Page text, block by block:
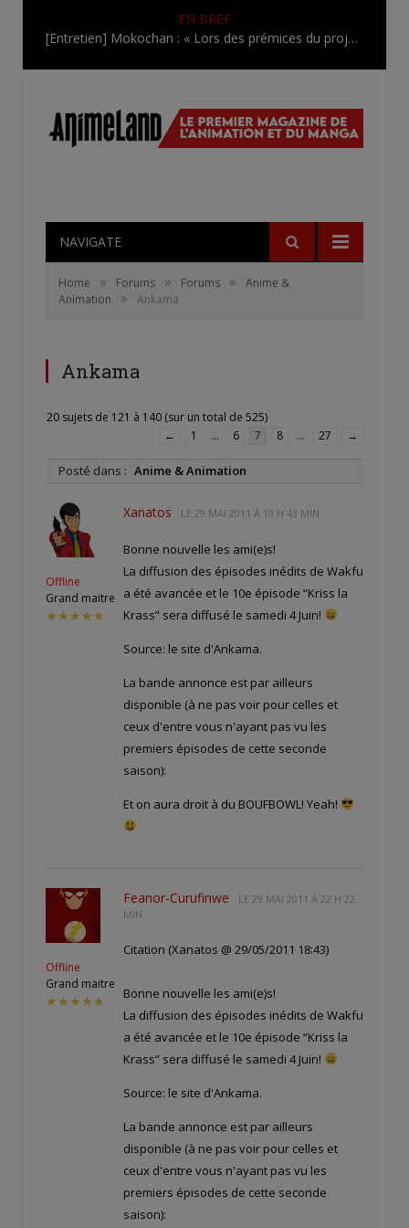
EN BREF
[Entretien] Mokochan : « Lors des prémices du projet, il était déjà demandé de suivre au mieux le manga originel.»
NAVIGATE
Home » Forums » Forums »
Anime &
Animation
» Ankama
Ankama
20 sujets de 121 à 140 (sur un total de 525)
←
1 … 6 7 8 … 27 →
Posté dans : Anime & Animation
Offline
Grand maitre
★★★★★
Xanatos LE 29 MAI 2011 À 19 H 43 MIN
Bonne nouvelle les ami(e)s!
La diffusion des épisodes inédits de Wakfu
a été avancée et le 10e épisode “Kriss la
Krass” sera diffusé le samedi 4 Juin!
Source: le site d'Ankama.
La bande annonce est par ailleurs
disponible (à ne pas voir pour celles et
ceux d'entre vous n'ayant pas vu les
premiers épisodes de cette seconde
saison):
Et on aura droit à du BOUFBOWL! Yeah!
Offline
Grand maitre
★★★★★
Feanor-Curufinwe LE 29 MAI 2011 À 22 H 22
MIN
Citation (Xanatos @ 29/05/2011 18:43)
Bonne nouvelle les ami(e)s!
La diffusion des épisodes inédits de Wakfu
a été avancée et le 10e épisode “Kriss la
Krass” sera diffusé le samedi 4 Juin!
Source: le site d'Ankama.
La bande annonce est par ailleurs
disponible (à ne pas voir pour celles et
ceux d'entre vous n'ayant pas vu les
premiers épisodes de cette seconde
saison):